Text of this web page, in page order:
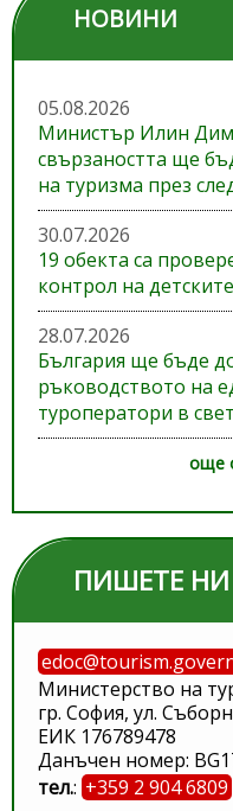
НОВИНИ
05.08.2026
Министър Илин
свързаността ще
на туризма през
30.07.2026
19 обекта са
контрол на
28.07.2026
България ще бъде
ръководството на
туроператори в
още
ПИШЕТЕ НИ
Министерство на
гр. София, ул.
ЕИК 176789478
Данъчен номер:
тел.: +359 2 904 6809